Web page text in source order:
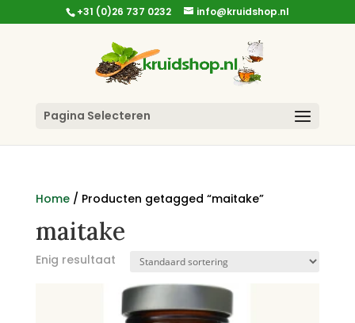
+31 (0)26 737 0232 info@kruidshop.nl
Pagina Selecteren
Home/ Producten getagged “maitake”
maitake
Enig resultaat